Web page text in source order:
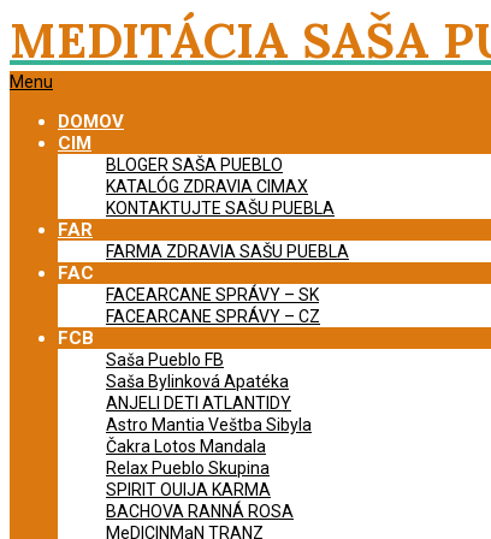
Skip
to
content
MEDITÁCIA SAŠA
Primary
Menu
Menu
DOMOV
CIM
BLOGER SAŠA PUEBLO
KATALÓG ZDRAVIA CIMAX
KONTAKTUJTE SAŠU PUEBLA
FAR
FARMA ZDRAVIA SAŠU PUEBLA
FAC
FACEARCANE SPRÁVY – SK
FACEARCANE SPRÁVY – CZ
FCB
Saša Pueblo FB
Saša Bylinková Apatéka
ANJELI DETI ATLANTIDY
Astro Mantia Veštba Sibyla
Čakra Lotos Mandala
Relax Pueblo Skupina
SPIRIT OUIJA KARMA
BACHOVA RANNÁ ROSA
MeDICINMaN TRANZ